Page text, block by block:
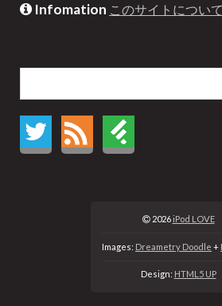
Infomation このサイトについ
2026iPod LOVE
Images: Dreametry Doodle +
Design: HTML5 UP